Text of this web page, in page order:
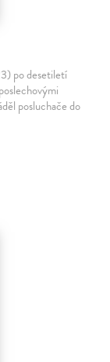
po desetiletí
posluchače do